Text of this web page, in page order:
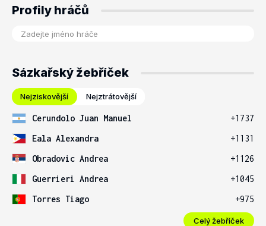
Profily hráčů
Sázkařský žebříček
Nejziskovější Nejztrátovější
Cerundolo Juan Manuel
+1737
Eala Alexandra
+1131
Obradovic Andrea
+1126
Guerrieri Andrea
+1045
Torres Tiago
+975
Celý žebříček